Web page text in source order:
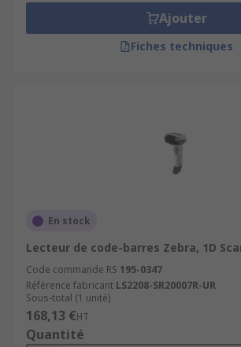
Ajouter
Fiches techniques
En stock
Lecteur de code-barres Zebra, 1D
Code commande RS 195-0347
Référence fabricant LS2208-SR20007R-UR
Sous-total (1 unité)
168,13 €HT
Quantité